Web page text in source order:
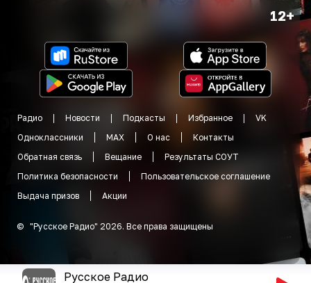
12+
Радио Новости Подкасты Избранное
VK
Одноклассники
MAX О нас
Контакты
Обратная связь
Вещание
Результаты СОУТ
Политика безопасности
Пользовательское соглашение
Выдача призов
Акции
© "Русское Радио" 2026. Все права защищены
Русское Радио